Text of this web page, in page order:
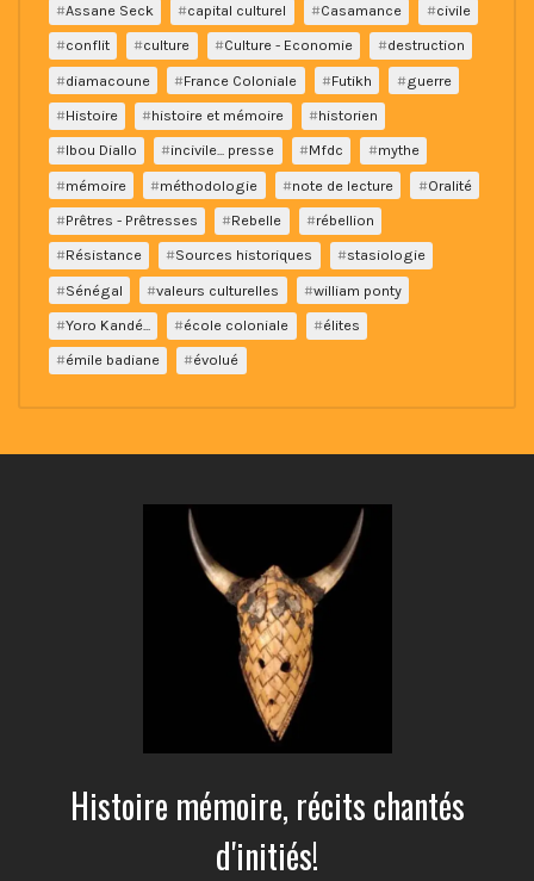
Assane Seck
capital culturel Casamance
civile
conflit
culture Culture - Economie
destruction
diamacoune
France Coloniale Futikh
guerre
Histoire
histoire et mémoire
historien
Ibou Diallo
incivile... presse Mfdc
mythe
mémoire
méthodologie note de lecture
Oralité
Prêtres - Prêtresses
Rebelle
rébellion
Résistance
Sources historiques
stasiologie
Sénégal
valeurs culturelles
william ponty
Yoro Kandé...
école coloniale
élites
émile badiane
évolué
Histoire mémoire, récits chantés
d'initiés!